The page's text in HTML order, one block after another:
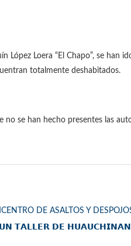
López Loera “El Chapo”, se han
totalmente deshabitados.
se han hecho presentes las
DE ASALTOS Y
𝗧𝗔𝗟𝗟𝗘𝗥 𝗗𝗘